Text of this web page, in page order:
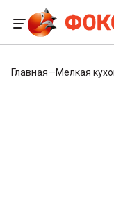
Главная—Мелкая